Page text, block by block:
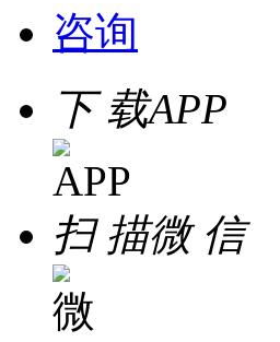
咨询
下 载APP
扫 描微 信